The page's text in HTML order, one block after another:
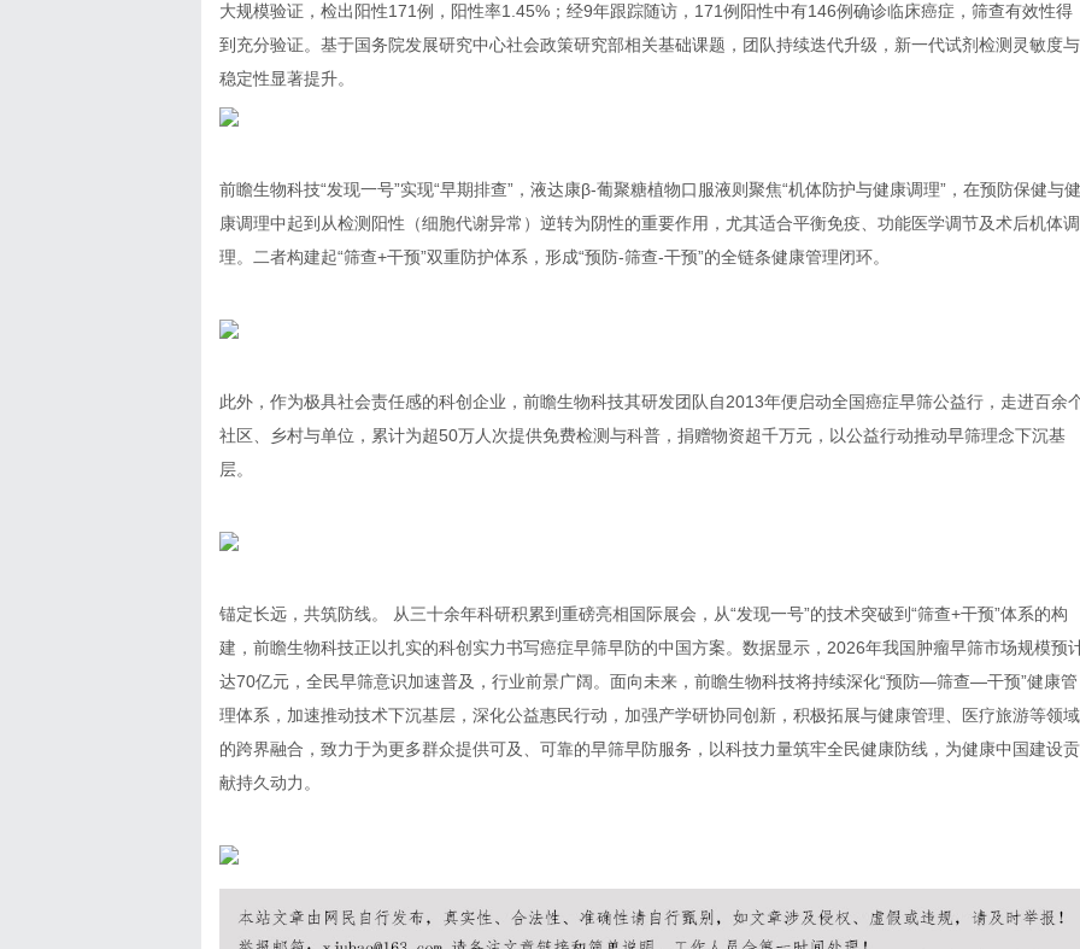
大规模验证，检出阳性171例，阳性率1.45%；经9年跟踪随访，171例阳性中有146例确诊临床癌症，筛查有效性得
到充分验证。基于国务院发展研究中心社会政策研究部相关基础课题，团队持续迭代升级，新一代试剂检测灵敏度与
稳定性显著提升。
前瞻生物科技“发现一号”实现“早期排查”，液达康β-葡聚糖植物口服液则聚焦“机体防护与健康调理”，在预防保健与健
康调理中起到从检测阳性（细胞代谢异常）逆转为阴性的重要作用，尤其适合平衡免疫、功能医学调节及术后机体调
理。二者构建起“筛查+干预”双重防护体系，形成“预防-筛查-干预”的全链条健康管理闭环。
此外，作为极具社会责任感的科创企业，前瞻生物科技其研发团队自2013年便启动全国癌症早筛公益行，走进百余
社区、乡村与单位，累计为超50万人次提供免费检测与科普，捐赠物资超千万元，以公益行动推动早筛理念下沉基
层。
锚定长远，共筑防线。 从三十余年科研积累到重磅亮相国际展会，从“发现一号”的技术突破到“筛查+干预”体系的构
建，前瞻生物科技正以扎实的科创实力书写癌症早筛早防的中国方案。数据显示，2026年我国肿瘤早筛市场规模预
达70亿元，全民早筛意识加速普及，行业前景广阔。面向未来，前瞻生物科技将持续深化“预防—筛查—干预”健康管
理体系，加速推动技术下沉基层，深化公益惠民行动，加强产学研协同创新，积极拓展与健康管理、医疗旅游等领域
的跨界融合，致力于为更多群众提供可及、可靠的早筛早防服务，以科技力量筑牢全民健康防线，为健康中国建设贡
献持久动力。